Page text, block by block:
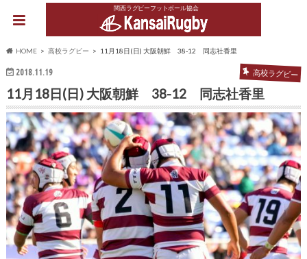
関西ラグビーフットボール協会
HOME 高校ラグビー 11月18日(日) 大阪朝鮮 38-12 同志社香里
2018.11.19 高校ラグビー
11月18日(日) 大阪朝鮮 38-12 同志社香里